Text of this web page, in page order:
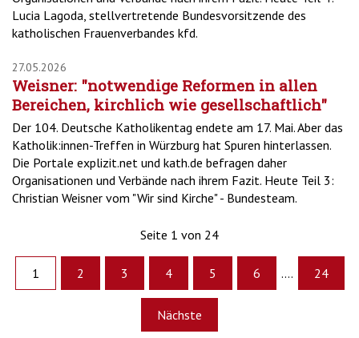
Lucia Lagoda, stellvertretende Bundesvorsitzende des
katholischen Frauenverbandes kfd.
27.05.2026
Weisner: "notwendige Reformen in allen
Bereichen, kirchlich wie gesellschaftlich"
Der 104. Deutsche Katholikentag endete am 17. Mai. Aber das
Katholik:innen-Treffen in Würzburg hat Spuren hinterlassen.
Die Portale explizit.net und kath.de befragen daher
Organisationen und Verbände nach ihrem Fazit. Heute Teil 3:
Christian Weisner vom "Wir sind Kirche" - Bundesteam.
Seite 1 von 24
1 2 3 4 5 6 .... 24
Nächste